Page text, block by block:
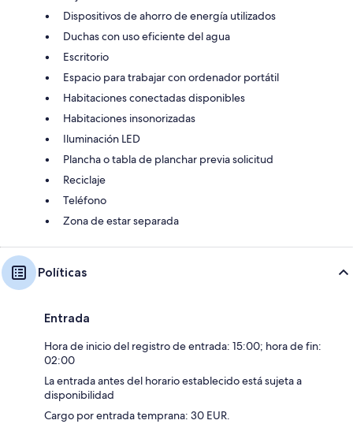
Dispositivos de ahorro de energía utilizados
Duchas con uso eficiente del agua
Escritorio
Espacio para trabajar con ordenador portátil
Habitaciones conectadas disponibles
Habitaciones insonorizadas
Iluminación LED
Plancha o tabla de planchar previa solicitud
Reciclaje
Teléfono
Zona de estar separada
Políticas
Entrada
Hora de inicio del registro de entrada: 15:00; hora de fin:
02:00
La entrada antes del horario establecido está sujeta a
disponibilidad
Cargo por entrada temprana: 30 EUR.